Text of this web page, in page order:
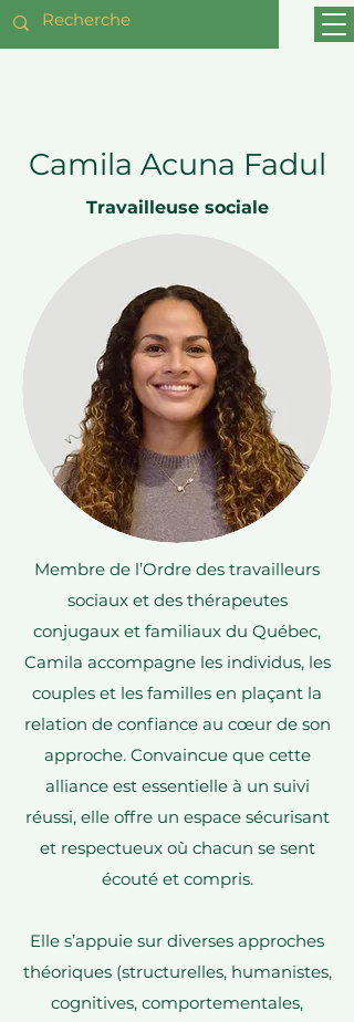
Camila Acuna Fadul
Travailleuse sociale
Membre de l’Ordre des travailleurs
sociaux et des thérapeutes
conjugaux et familiaux du Québec,
Camila accompagne les individus, les
couples et les familles en plaçant la
relation de confiance au cœur de son
approche. Convaincue que cette
alliance est essentielle à un suivi
réussi, elle offre un espace sécurisant
et respectueux où chacun se sent
écouté et compris.
Elle s’appuie sur diverses approches
théoriques (structurelles, humanistes,
cognitives, comportementales,